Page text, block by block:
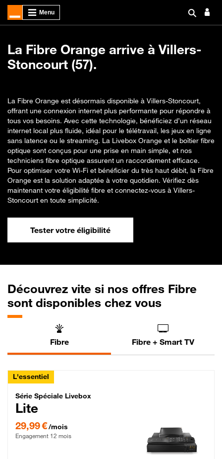
La Fibre Orange arrive à Villers-
Stoncourt (57).
La Fibre Orange est désormais disponible à Villers-Stoncourt,
offrant une connexion internet plus performante pour répondre à
tous vos besoins. Avec cette technologie, bénéficiez d’un réseau
internet local plus fluide, idéal pour le télétravail, les jeux en ligne
sans latence ou le streaming. La Livebox Orange et le boîtier fibre
optique sont conçus pour une prise en main simple, et nos
techniciens fibre optique assurent un raccordement efficace.
Pour optimiser votre Wi-Fi et bénéficier du très haut débit, la Fibre
Orange est la solution adaptée à votre quotidien. Vérifiez dès
maintenant votre éligibilité fibre et connectez-vous à Villers-
Stoncourt en toute simplicité.
Tester votre éligibilité
Découvrez vite si nos offres Fibre
sont disponibles chez vous
Fibre Fibre + Smart TV
L'essentiel
Série Spéciale Livebox Lite Fibre
Série Spéciale Livebox
Lite
29,99 €/mois
Engagement 12 mois